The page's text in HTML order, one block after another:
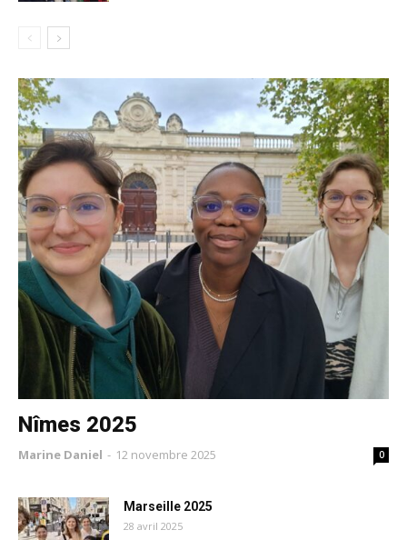
Nîmes 2025
Marine Daniel - 12 novembre 2025 0
Marseille 2025
28 avril 2025